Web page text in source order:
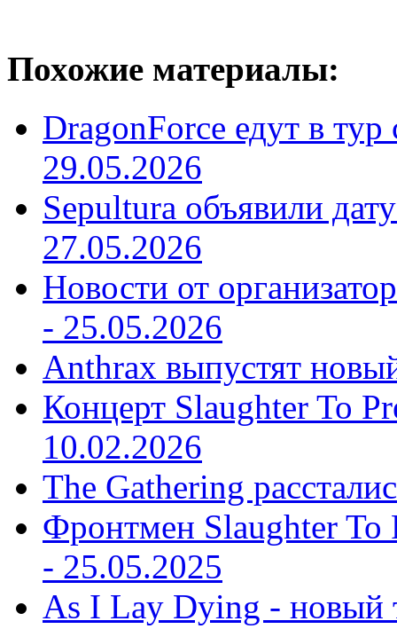
Похожие материалы:
DragonForce едут в
29.05.2026
Sepultura объявили
27.05.2026
Новости от
- 25.05.2026
Anthrax выпустят
Концерт Slaughter To
10.02.2026
The Gathering
Фронтмен Slaughter To
- 25.05.2025
As I Lay Dying - новый